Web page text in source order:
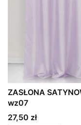
ZASŁONA
wz07
Cena
27,50 zł